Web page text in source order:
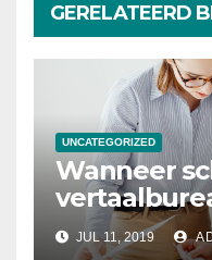
GERELATEERD
UNCATEGORIZED
Wanneer
JUL 11, 2019